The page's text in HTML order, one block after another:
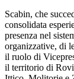
Scabin, che
consolidata
presenza nel
organizzative, di
il ruolo di
il territorio di